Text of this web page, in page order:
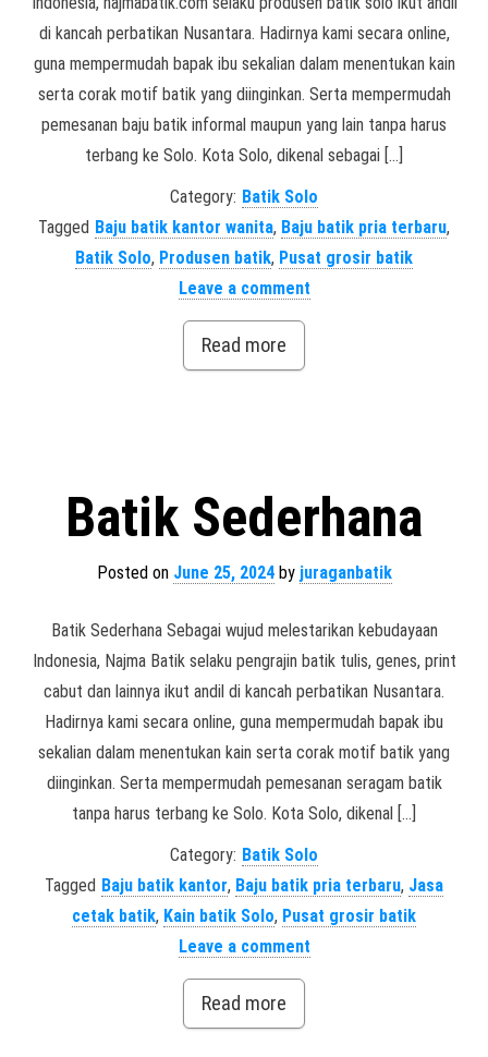
di kancah perbatikan Nusantara. Hadirnya kami secara online,
guna mempermudah bapak ibu sekalian dalam menentukan kain
serta corak motif batik yang diinginkan. Serta mempermudah
pemesanan baju batik informal maupun yang lain tanpa harus
terbang ke Solo. Kota Solo, dikenal sebagai […]
Category: Batik Solo
Tagged Baju batik kantor wanita, Baju batik pria terbaru,
Batik Solo, Produsen batik, Pusat grosir batik
Leave a comment
Read more
Batik Sederhana
Posted on June 25, 2024by juraganbatik
Batik Sederhana Sebagai wujud melestarikan kebudayaan
Indonesia, Najma Batik selaku pengrajin batik tulis, genes, print
cabut dan lainnya ikut andil di kancah perbatikan Nusantara.
Hadirnya kami secara online, guna mempermudah bapak ibu
sekalian dalam menentukan kain serta corak motif batik yang
diinginkan. Serta mempermudah pemesanan seragam batik
tanpa harus terbang ke Solo. Kota Solo, dikenal […]
Category: Batik Solo
Tagged Baju batik kantor, Baju batik pria terbaru, Jasa
cetak batik, Kain batik Solo, Pusat grosir batik
Leave a comment
Read more